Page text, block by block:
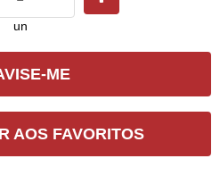
un
ME
AOS FAVORITOS